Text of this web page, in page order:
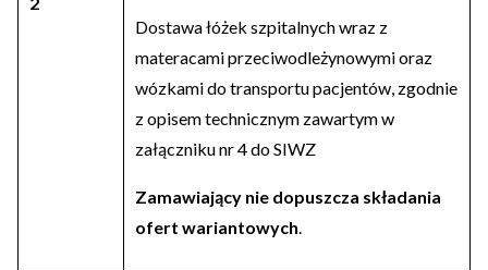
Dostawa łóżek szpitalnych wraz z
materacami przeciwodleżynowymi oraz
wózkami do transportu pacjentów, zgodnie
z opisem technicznym zawartym w
załączniku nr 4 do SIWZ
Zamawiający nie dopuszcza składania
ofert wariantowych.